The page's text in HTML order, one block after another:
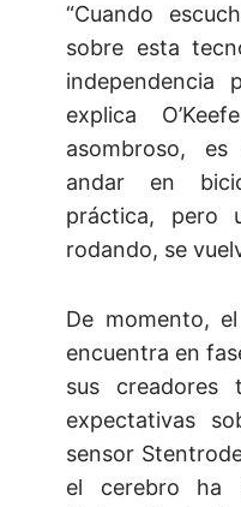
“Cuando
sobre esta
independencia
explica
asombroso,
andar en
práctica, pero
rodando, se
De momento,
encuentra en
sus creadores
expectativas
sensor
el cerebro ha